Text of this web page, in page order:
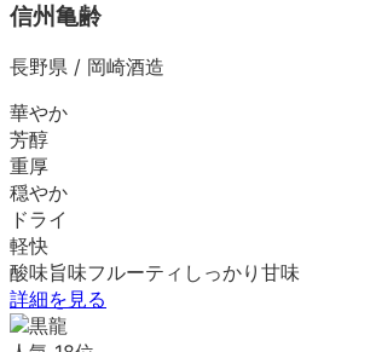
信州亀齢
長野県 / 岡崎酒造
華やか
芳醇
重厚
穏やか
ドライ
軽快
酸味旨味フルーティ しっかり 甘味
詳細を見る